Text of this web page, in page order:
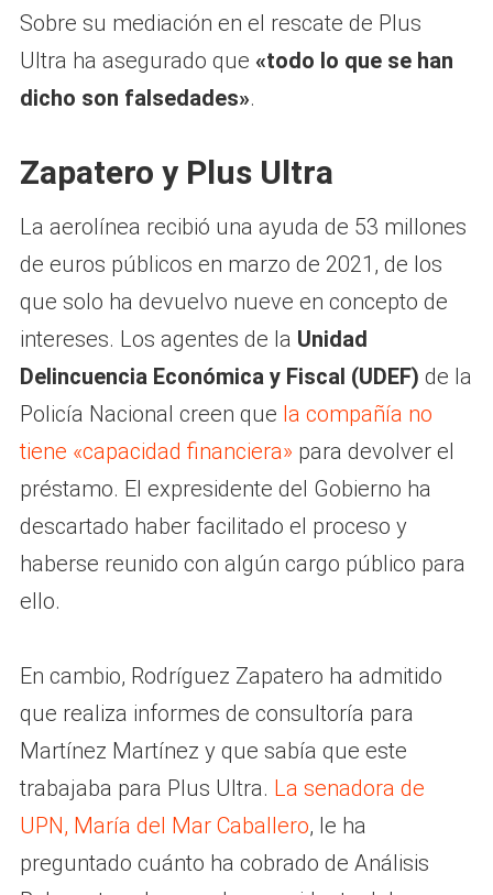
Sobre su mediación en el rescate de Plus
Ultra ha asegurado que «todo lo que se han
dicho son falsedades».
Zapatero y Plus Ultra
La aerolínea recibió una ayuda de 53 millones
de euros públicos en marzo de 2021, de los
que solo ha devuelvo nueve en concepto de
intereses. Los agentes de la Unidad
Delincuencia Económica y Fiscal (UDEF) de la
Policía Nacional creen que la compañía no
tiene «capacidad financiera» para devolver el
préstamo. El expresidente del Gobierno ha
descartado haber facilitado el proceso y
haberse reunido con algún cargo público para
ello.
En cambio, Rodríguez Zapatero ha admitido
que realiza informes de consultoría para
Martínez Martínez y que sabía que este
trabajaba para Plus Ultra. La senadora de
UPN, María del Mar Caballero, le ha
preguntado cuánto ha cobrado de Análisis